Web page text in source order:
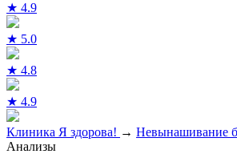
★ 4.9
★ 5.0
★ 4.8
★ 4.9
Клиника Я здорова! → Невынашивание
Анализы